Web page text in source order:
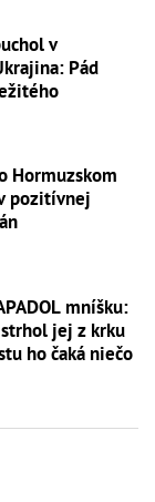
v
Pád
Hormuzskom
pozitívnej
mníšku:
jej z krku
ho čaká niečo